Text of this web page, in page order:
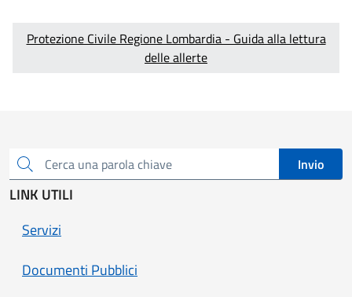
Protezione Civile Regione Lombardia - Guida alla lettura
delle allerte
Cerca una parola chiave Invio
LINK UTILI
Servizi
Documenti Pubblici